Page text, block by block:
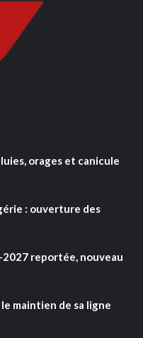
orages et canicule
: ouverture des
reportée, nouveau
maintien de sa ligne